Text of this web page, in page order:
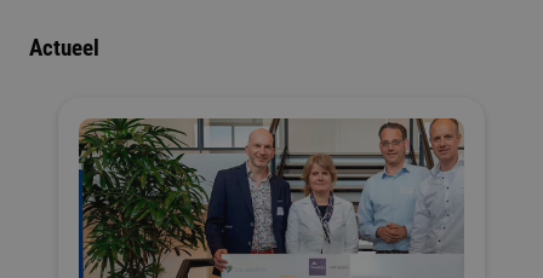
Actueel